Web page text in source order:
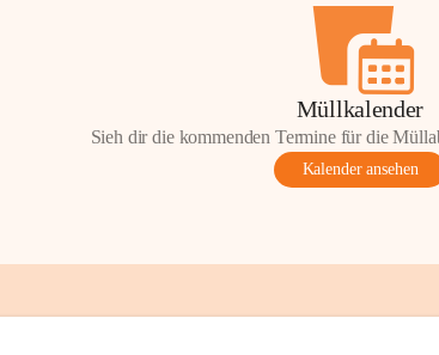
Müllkalender
Sieh dir die kommenden Termine für die
Kalender ansehen